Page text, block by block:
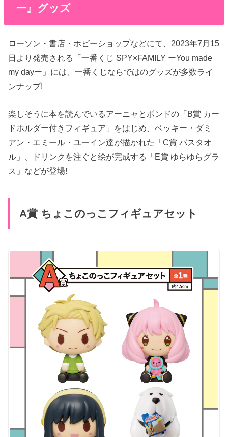
ー』グッズ
ローソン・書店・ホビーショップなどにて、2023年7月15
日より発売される「一番くじ SPY×FAMILY ーYou made
my dayー」には、一番くじならではのグッズが多数ライ
ンナップ!
楽しそうに本を読んでいるアーニャとボンドの「B賞 カー
ドホルダー付きフィギュア」をはじめ、ベッキー・ダミ
アン・エミール・ユーイン達が描かれた「C賞 バスタオ
ル」、ドリンクを注ぐと絵が完成する「E賞 ゆらゆらグラ
ス」などが登場!
A賞 ちょこのっこフィギュアセット